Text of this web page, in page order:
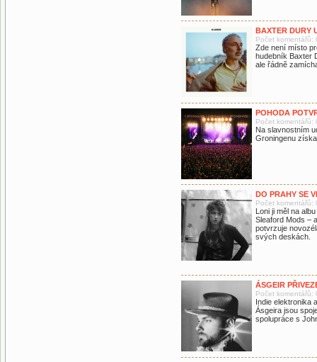
BAXTER DURY
Počet komentářů:
Zde není místo
hudebník Baxter
ale řádně
POHODA
Počet komentářů:
Na slavnostním
Groningenu
DO PRAHY SE
Počet komentářů:
Loni ji měl na
Sleaford Mods –
potvrzuje
svých deskách.
ÁSGEIR
Počet komentářů:
Indie elektronika
Ásgeira jsou
spolupráce s